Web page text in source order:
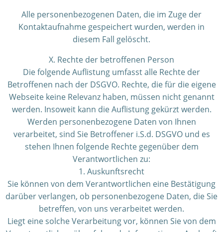
Alle personenbezogenen Daten, die im Zuge der
Kontaktaufnahme gespeichert wurden, werden in
diesem Fall gelöscht.
X. Rechte der betroffenen Person
Die folgende Auflistung umfasst alle Rechte der
Betroffenen nach der DSGVO. Rechte, die für die eigene
Webseite keine Relevanz haben, müssen nicht genannt
werden. Insoweit kann die Auflistung gekürzt werden.
Werden personenbezogene Daten von Ihnen
verarbeitet, sind Sie Betroffener i.S.d. DSGVO und es
stehen Ihnen folgende Rechte gegenüber dem
Verantwortlichen zu:
1. Auskunftsrecht
Sie können von dem Verantwortlichen eine Bestätigung
darüber verlangen, ob personenbezogene Daten, die Sie
betreffen, von uns verarbeitet werden.
Liegt eine solche Verarbeitung vor, können Sie von dem